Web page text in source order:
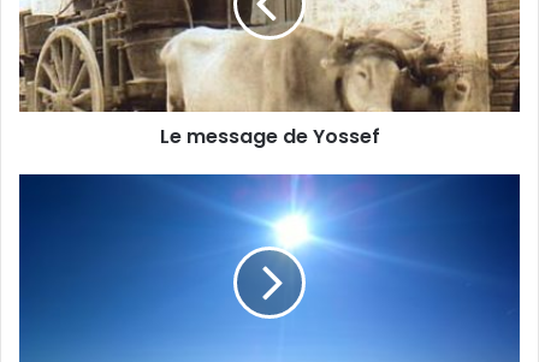
Le message de Yossef